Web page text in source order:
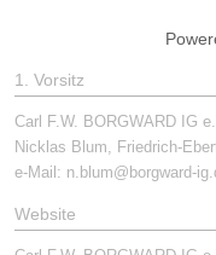
1. Vorsitz
Carl F.W. BORGWARD IG
Nicklas Blum, Friedrich-
e-Mail: n.blum@borgward-
Website